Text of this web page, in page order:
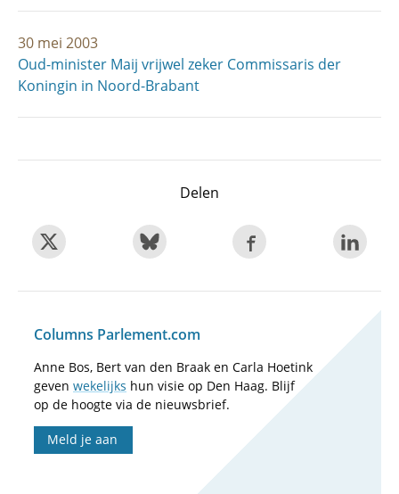
30 mei 2003
Oud-minister Maij vrijwel zeker Commissaris der
Koningin in Noord-Brabant
Delen
Columns Parlement.com
Anne Bos, Bert van den Braak en Carla Hoetink
geven wekelijks hun visie op Den Haag. Blijf
op de hoogte via de nieuwsbrief.
Meld je aan